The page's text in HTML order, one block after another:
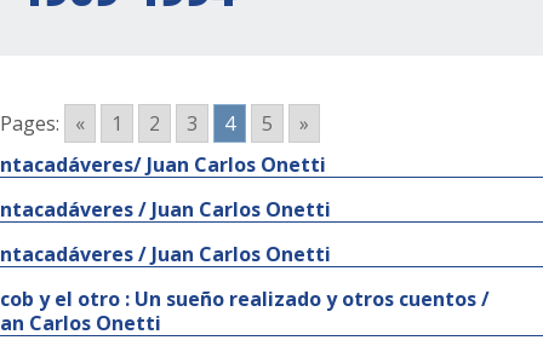
Pages: « 1 2 3 4 5
»
Juan Carlos Onetti
/ Juan Carlos Onetti
/ Juan Carlos Onetti
y el otro : Un sueño realizado y otros cuentos /
Carlos Onetti